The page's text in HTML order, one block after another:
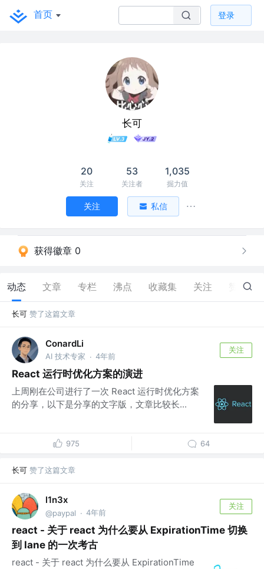
首页 登录
长可
20
关注
53
关注者
1,035
掘力值
关注 私信
获得徽章 0
动态 文章 专栏 沸点 收藏集 关注 144
长可 赞了这篇文章
ConardLi
AI 技术专家 · 4年前
关注
React 运行时优化方案的演进
上周刚在公司进行了一次 React 运行时优化方案
的分享，以下是分享的文字版，文章比较长...
975 64
长可 赞了这篇文章
l1n3x
@paypal · 4年前
关注
react - 关于 react 为什么要从 ExpirationTime 切换
到 lane 的一次考古
react - 关于 react 为什么要从 ExpirationTime